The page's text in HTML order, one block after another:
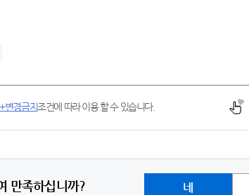
변경금지조건에 따라 이용 할 수 있습니다.
만족하십니까? 네